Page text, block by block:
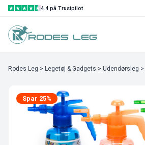
4.4 på Trustpilot
Rodes Leg > Legetøj & Gadgets > Udendørsleg >
Spar 25%